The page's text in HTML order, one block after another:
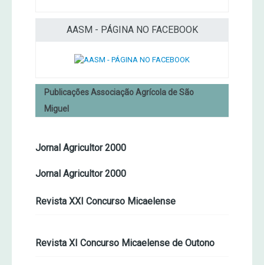
AASM - PÁGINA NO FACEBOOK
Publicações Associação Agrícola de São
Miguel
Jornal Agricultor 2000
Jornal Agricultor 2000
Revista XXI Concurso Micaelense
Revista XI Concurso Micaelense de Outono